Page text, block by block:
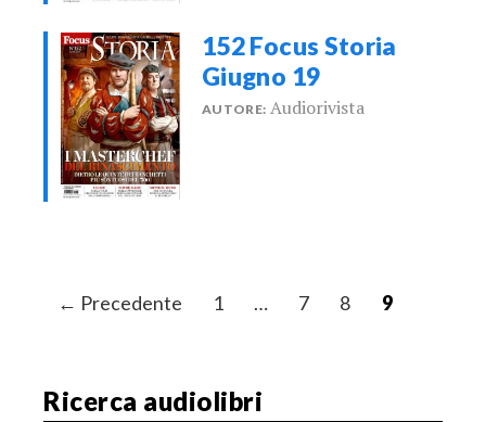
152 Focus Storia
Giugno 19
AUTORE: Audiorivista
i
← Precedente 1 … 7 8 9
Ricerca audiolibri